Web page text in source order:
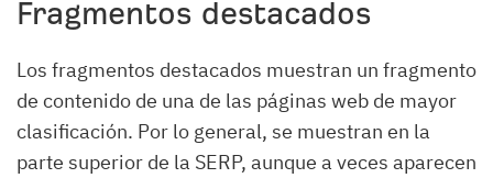
Fragmentos destacados
Los fragmentos destacados muestran un fragmento
de contenido de una de las páginas web de mayor
clasificación. Por lo general, se muestran en la
parte superior de la SERP, aunque a veces aparecen